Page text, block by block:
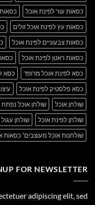
כסאות עור לפינת אוכל
כסאות עץ לפינת אוכל זולים
כסאות צבעוניים לפינת אוכל
כסאות ראטן לפינת אוכל
כסא לפינת אוכל מרופד
כסא
כסא פלסטיק לפינת אוכל
שולחן אוכל
שולחן אוכל נפתח
שולחן לפינת אוכל
שולחן
שולחנות אוכל מעוצבים' כסאות
FOR NEWSLETTER
adipiscing elit, sed